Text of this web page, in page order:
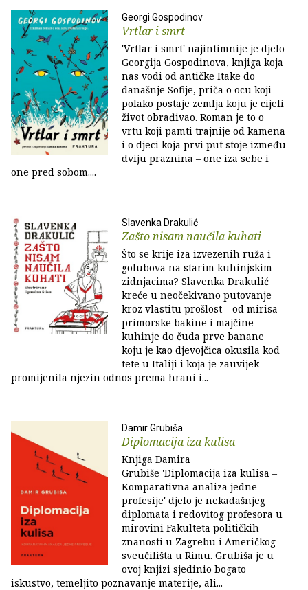
Georgi Gospodinov
Vrtlar i smrt
'Vrtlar i smrt' najintimnije je djelo
Georgija Gospodinova, knjiga koja
nas vodi od antičke Itake do
današnje Sofije, priča o ocu koji
polako postaje zemlja koju je cijeli
život obrađivao. Roman je to o
vrtu koji pamti trajnije od kamena
i o djeci koja prvi put stoje između
dviju praznina – one iza sebe i
one pred sobom....
Slavenka Drakulić
Zašto nisam naučila kuhati
Što se krije iza izvezenih ruža i
golubova na starim kuhinjskim
zidnjacima? Slavenka Drakulić
kreće u neočekivano putovanje
kroz vlastitu prošlost – od mirisa
primorske bakine i majčine
kuhinje do čuda prve banane
koju je kao djevojčica okusila kod
tete u Italiji i koja je zauvijek
promijenila njezin odnos prema hrani i...
Damir Grubiša
Diplomacija iza kulisa
Knjiga Damira
Grubiše 'Diplomacija iza kulisa –
Komparativna analiza jedne
profesije' djelo je nekadašnjeg
diplomata i redovitog profesora u
mirovini Fakulteta političkih
znanosti u Zagrebu i Američkog
sveučilišta u Rimu. Grubiša je u
ovoj knjizi sjedinio bogato
iskustvo, temeljito poznavanje materije, ali...